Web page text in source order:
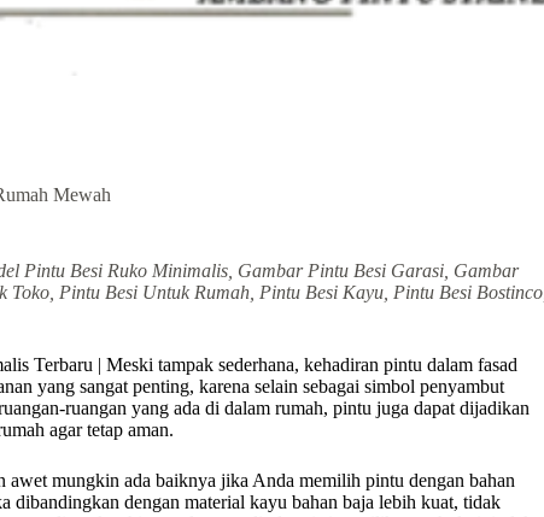
Mewah
Pintu Besi Ruko Minimalis, Gambar Pintu Besi Garasi, Gambar
Pintu Besi Untuk Rumah, Pintu Besi Kayu, Pintu Besi Bostinco,
Terbaru | Meski tampak sederhana, kehadiran pintu dalam fasad
yang sangat penting, karena selain sebagai simbol penyambut
ruangan yang ada di dalam rumah, pintu juga dapat dijadikan
agar tetap aman.
awet mungkin ada baiknya jika Anda memilih pintu dengan bahan
dibandingkan dengan material kayu bahan baja lebih kuat, tidak